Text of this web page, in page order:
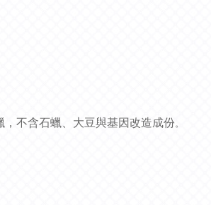
不含石蠟、大豆與基因改造成份。